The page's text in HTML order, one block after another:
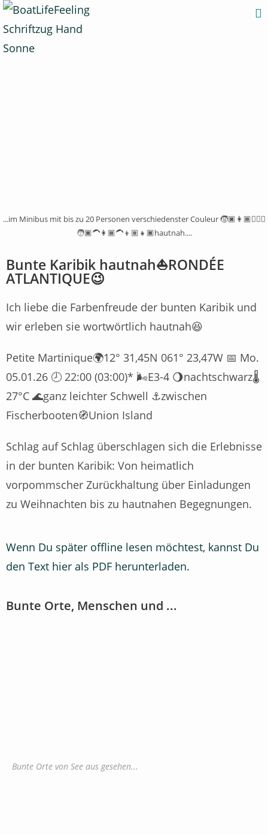
...im Minibus mit bis zu 20 Personen verschiedenster Couleur 🧒🏿👩🏾🙋🏼‍♀️
🧑🏿‍🦱👩🏾‍🦱👦🏽👧🏿hautnah....
Bunte Karibik hautnah⛵RONDÉE
ATLANTIQUE😉
Ich liebe die Farbenfreude der bunten Karibik und
wir erleben sie wortwörtlich hautnah😆
Petite Martinique🌍12° 31,45N 061° 23,47W 📅 Mo.
05.01.26 🕗 22:00 (03:00)* 🌬E3-4 🌖nachtschwarz🌡️
27°C 🌊ganz leichter Schwell ⚓zwischen
Fischerbooten🧭Union Island
Schlag auf Schlag überschlagen sich die Erlebnisse
in der bunten Karibik: Von heimatlich
vorpommscher Zurückhaltung über Einladungen
zu Weihnachten bis zu hautnahen Begegnungen.
Wenn Du später offline lesen möchtest, kannst Du
den Text hier als PDF herunterladen.
Bunte Orte, Menschen und ...
Bunte Orte von See aus gesehen...